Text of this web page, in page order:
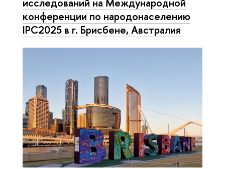
конференции по народонаселению
IPC2025 в г. Брисбене, Австралия